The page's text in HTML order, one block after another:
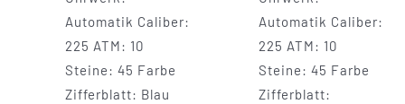
Automatik Caliber:
225 ATM: 10
Steine: 45 Farbe
Zifferblatt: Blau
Automatik Caliber:
225 ATM: 10
Steine: 45 Farbe
Zifferblatt: